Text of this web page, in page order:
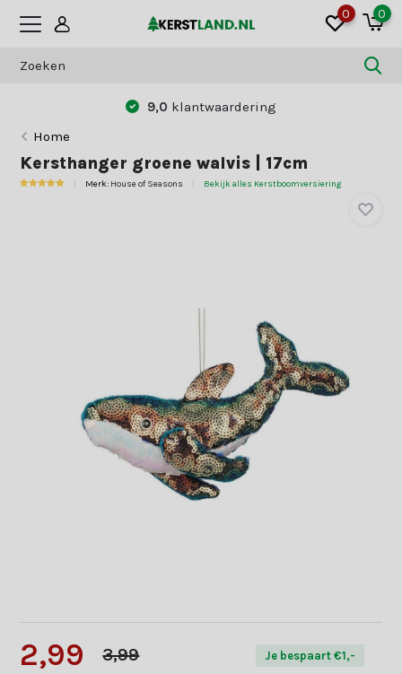
0 0
9,0 klantwaardering
Home
Kersthanger groene walvis | 17cm
Merk: House of Seasons Bekijk alles Kerstboomversiering
2,99 3,99 Je bespaart €1,-